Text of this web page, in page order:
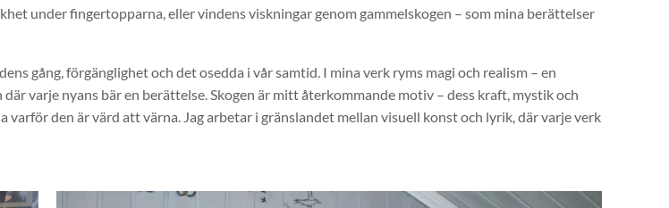
under fingertopparna, eller vindens viskningar genom gammelskogen – som mina berättelser
gång, förgänglighet och det osedda i vår samtid. I mina verk ryms magi och realism – en
varje nyans bär en berättelse. Skogen är mitt återkommande motiv – dess kraft, mystik och
den är värd att värna. Jag arbetar i gränslandet mellan visuell konst och lyrik, där varje verk